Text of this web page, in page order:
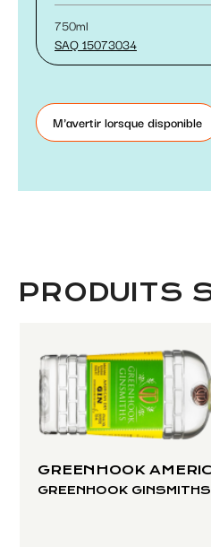
750ml
SAQ 15073034
M'avertir lorsque disponible
PRODUITS
GREENHOOK
GREENHOOK GINSMITHS